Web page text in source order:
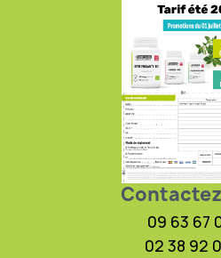
09 63 67
02 38 92